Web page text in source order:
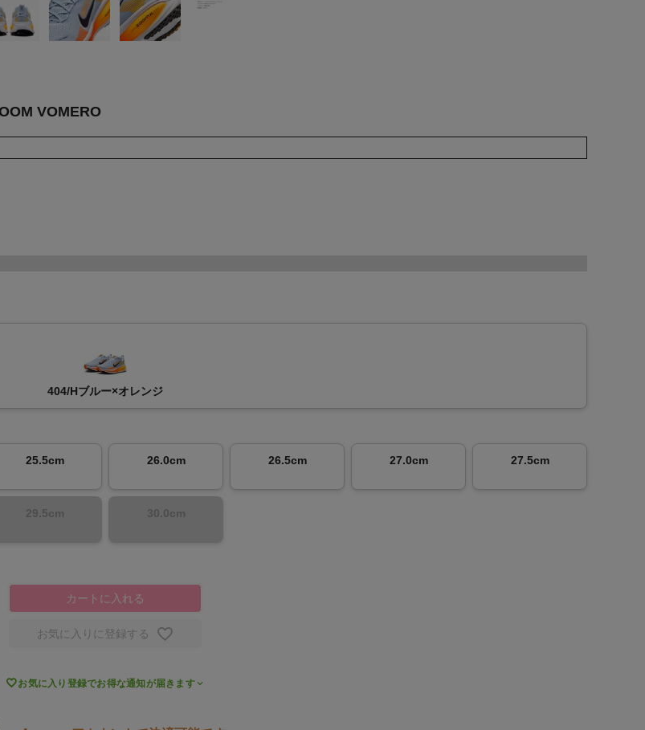
VOMERO
404/Hブルー×オレンジ
25.5cm 26.0cm 26.5cm 27.0cm 27.5cm
29.5cm 30.0cm
カートに入れる
お気に入りに登録する
お気に入り登録でお得な通知が届きます